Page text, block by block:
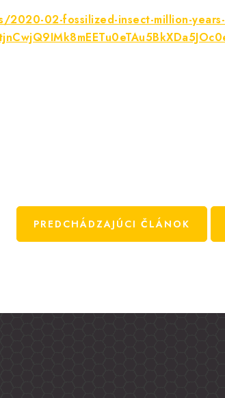
02-fossilized-insect-million-
PREDCHÁDZAJÚCI ČLÁNOK